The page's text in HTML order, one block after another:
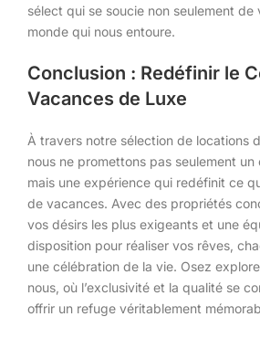
sélect qui se soucie non seulement de
monde qui nous entoure.
Conclusion : Redéfinir le
Vacances de Luxe
À travers notre sélection de locations
nous ne promettons pas seulement un
mais une expérience qui redéfinit ce
de vacances. Avec des propriétés
vos désirs les plus exigeants et une
disposition pour réaliser vos rêves,
une célébration de la vie. Osez
nous, où l’exclusivité et la qualité se
offrir un refuge véritablement